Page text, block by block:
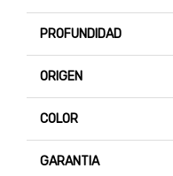
PROFUNDIDAD
ORIGEN
COLOR
GARANTIA